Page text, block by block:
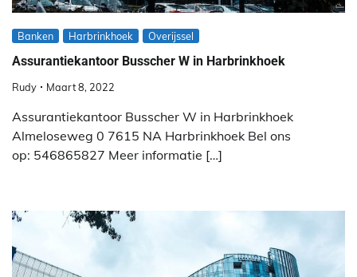
Banken Harbrinkhoek Overijssel
Assurantiekantoor Busscher W in Harbrinkhoek
Rudy Maart 8, 2022
Assurantiekantoor Busscher W in Harbrinkhoek
Almeloseweg 0 7615 NA Harbrinkhoek Bel ons
op: 546865827 Meer informatie […]